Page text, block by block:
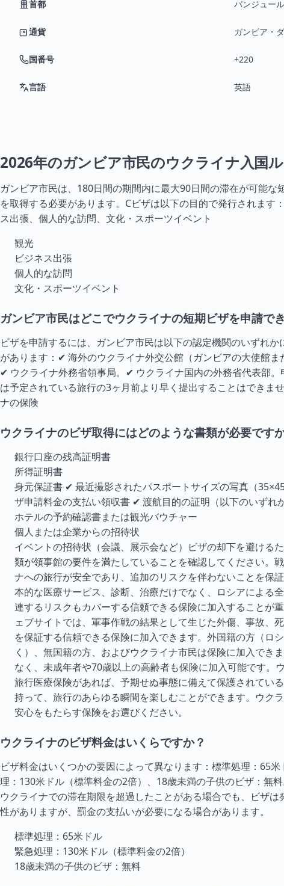
首都 バンジュール
通貨 ガンビア・
国番号 +220
言語 英語
2026年のガンビア市民のウクライナ入国
ガンビア市民は、180日間の期間内に最大90日間の滞在が可能な
を取得する必要があります。Cビザは以下の目的で発行されます
ス出張、個人的な訪問、文化・スポーツイベント
観光
ビジネス出張
個人的な訪問
文化・スポーツイベント
ガンビア市民はどこでウクライナの短期ビザを申請で
ビザを申請するには、ガンビア市民は以下の認定機関のいずれか
があります：✔ 海外のウクライナ外交公館（ガンビアの大使館ま
✔ ウクライナ外務省領事局。✔ ウクライナ国内の外務省代表部。
は予定されている旅行の3ヶ月前より早く提出することはできま
ナの保険
ウクライナのビザ取得にはどのような書類が必要です
銀行口座の残高証明書
所得証明書
身元保証書 ✔ 最近撮影されたパスポートサイズの写真（
ザ申請料金の支払い領収書 ✔ 渡航目的の証明（以下のいずれ
ホテルの予約確認書または観光バウチャー
個人または企業からの招待状
イベントの招待状（会議、展示会など）ビザの却下を避ける
類が領事館の要件を満たしていることを確認してください。
ナへの旅行が安全であり、追加のリスクを伴わないことを保
本的な医療サービス、診断、治療だけでなく、ロシアによる
連するリスクもカバーする信頼できる保険に加入することが
ェブサイトでは、軍事作戦の結果として生じた外傷、事故、
を保証する信頼できる保険に加入できます。外国籍の方（ロ
く）、無国籍の方、およびウクライナ市民は保険に加入でき
なく、未成年者や70歳以上の高齢者も保険に加入可能です。
旅行医療保険があれば、予期せぬ事態に備えて保護されてい
持って、旅行のあらゆる瞬間を楽しむことができます。ウク
安心をもたらす保険をお選びください。
ウクライナのビザ料金はいくらですか？
ビザ料金はいくつかの要因によって異なります：標準処理：65
理：130米ドル（標準料金の2倍）、18歳未満の子供のビザ：無
ウクライナでの滞在期限を超過したことがある場合でも、ビザは
性がありますが、罰金の支払いが必要になる場合があります。
標準処理：65米ドル
緊急処理：130米ドル（標準料金の2倍）
18歳未満の子供のビザ：無料